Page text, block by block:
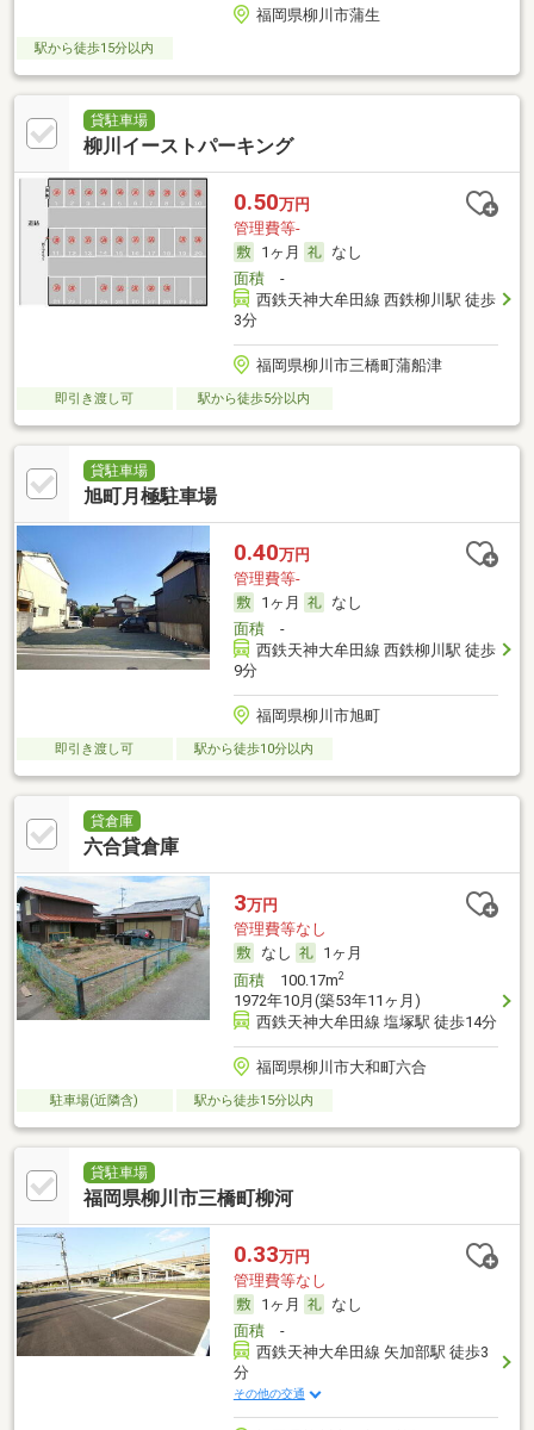
福岡県柳川市蒲生
駅から徒歩15分以内
貸駐車場
柳川イーストパーキング
0.50万円
管理費等-
1ヶ月
なし
面積-
西鉄天神大牟田線 西鉄柳川駅 徒歩
3分
福岡県柳川市三橋町蒲船津
即引き渡し可 駅から徒歩5分以内
貸駐車場
旭町月極駐車場
0.40万円
管理費等-
1ヶ月
なし
面積-
西鉄天神大牟田線 西鉄柳川駅 徒歩
9分
福岡県柳川市旭町
即引き渡し可 駅から徒歩10分以内
貸倉庫
六合貸倉庫
3万円
管理費等なし
なし
1ヶ月
面積100.17m2
1972年10月(築53年11ヶ月)
西鉄天神大牟田線 塩塚駅 徒歩14分
福岡県柳川市大和町六合
駐車場(近隣含) 駅から徒歩15分以内
貸駐車場
福岡県柳川市三橋町柳河
0.33万円
管理費等なし
1ヶ月
なし
面積-
西鉄天神大牟田線 矢加部駅 徒歩3
分
その他の交通